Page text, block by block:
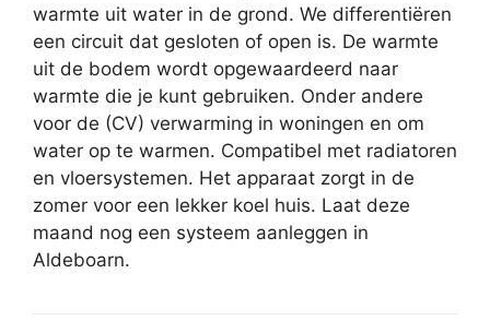
warmte uit water in de grond. We differentiëren
een circuit dat gesloten of open is. De warmte
uit de bodem wordt opgewaardeerd naar
warmte die je kunt gebruiken. Onder andere
voor de (CV) verwarming in woningen en om
water op te warmen. Compatibel met radiatoren
en vloersystemen. Het apparaat zorgt in de
zomer voor een lekker koel huis. Laat deze
maand nog een systeem aanleggen in
Aldeboarn.